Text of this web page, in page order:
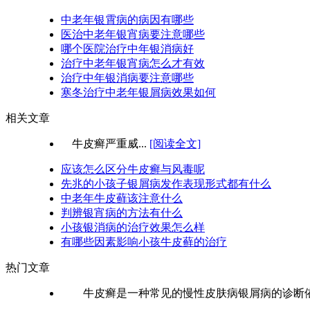
中老年银霄病的病因有哪些
医治中老年银宵病要注意哪些
哪个医院治疗中年银消病好
治疗中老年银宵病怎么才有效
治疗中年银消病要注意哪些
寒冬治疗中老年银屑病效果如何
相关文章
牛皮癣严重威... [阅读全文]
应该怎么区分牛皮癣与风毒呢
先兆的小孩子银屑病发作表现形式都有什么
中老年牛皮藓该注意什么
判辨银宵病的方法有什么
小孩银消病的治疗效果怎么样
有哪些因素影响小孩牛皮藓的治疗
热门文章
牛皮癣是一种常见的慢性皮肤病银屑病的诊断